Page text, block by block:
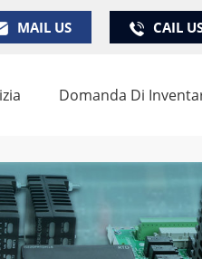
MAIL US CAIL
Domanda Di